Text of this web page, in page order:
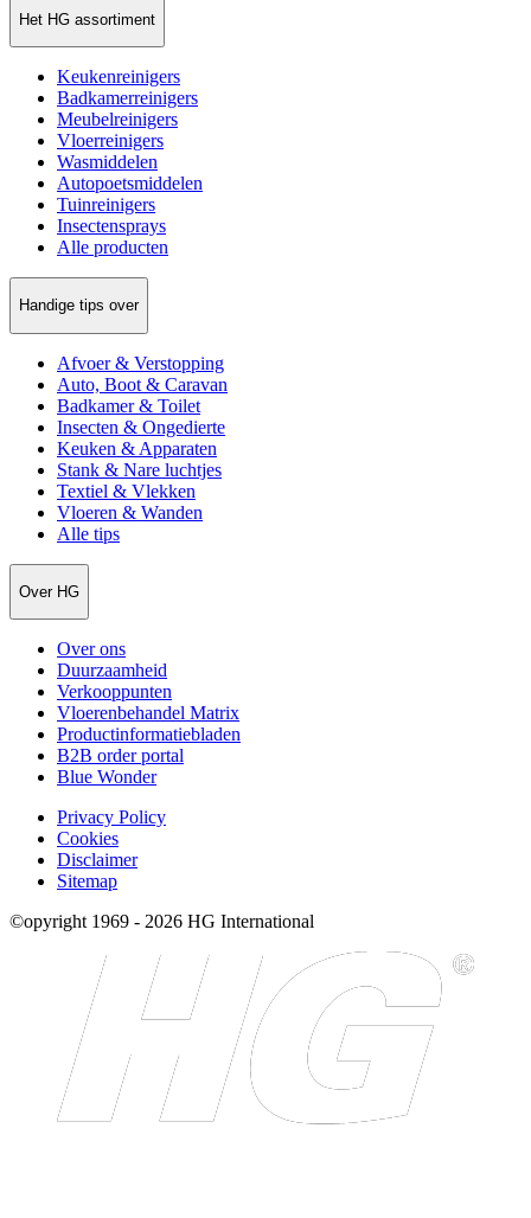
Het HG assortiment
Keukenreinigers
Badkamerreinigers
Meubelreinigers
Vloerreinigers
Wasmiddelen
Autopoetsmiddelen
Tuinreinigers
Insectensprays
Alle producten
Handige tips over
Afvoer & Verstopping
Auto, Boot & Caravan
Badkamer & Toilet
Insecten & Ongedierte
Keuken & Apparaten
Stank & Nare luchtjes
Textiel & Vlekken
Vloeren & Wanden
Alle tips
Over HG
Over ons
Duurzaamheid
Verkooppunten
Vloerenbehandel Matrix
Productinformatiebladen
B2B order portal
Blue Wonder
Privacy Policy
Cookies
Disclaimer
Sitemap
©opyright 1969 - 2026 HG International